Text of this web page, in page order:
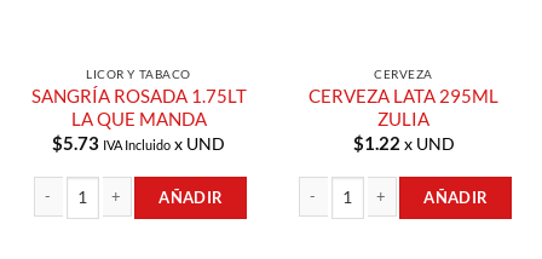
LICOR Y TABACO
SANGRÍA ROSADA 1.75LT
LA QUE MANDA
$5.73 IVA Incluido x UND
AÑADIR
CERVEZA
CERVEZA LATA 295ML
ZULIA
$1.22 x UND
AÑADIR